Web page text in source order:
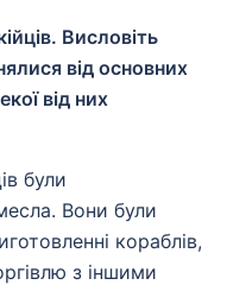
Висловіть
від основних
від них
були
Вони були
кораблів,
з іншими